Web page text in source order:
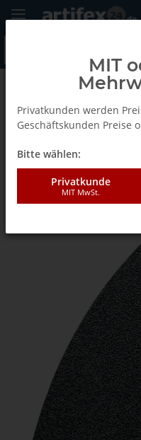
Zurück zur Liste Fein
Fein
80 mm
MIT
Privatkunden werden
Geschäftskunden Preise
Bitte wählen:
Privatkunde
MIT MwSt.